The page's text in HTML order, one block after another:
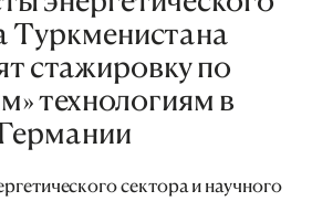
Туркменистана
стажировку по
технологиям в
сектора и научного